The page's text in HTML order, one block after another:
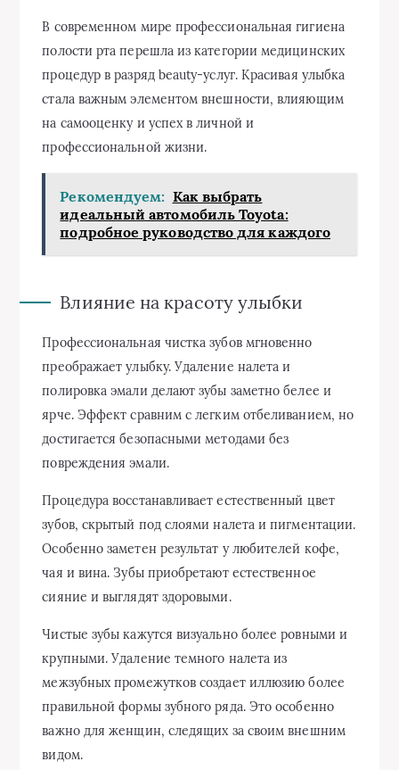
В современном мире профессиональная гигиена
полости рта перешла из категории медицинских
процедур в разряд beauty-услуг. Красивая улыбка
стала важным элементом внешности, влияющим
на самооценку и успех в личной и
профессиональной жизни.
Рекомендуем: Как выбрать
идеальный автомобиль Toyota:
подробное руководство для каждого
Влияние на красоту улыбки
Профессиональная чистка зубов мгновенно
преображает улыбку. Удаление налета и
полировка эмали делают зубы заметно белее и
ярче. Эффект сравним с легким отбеливанием, но
достигается безопасными методами без
повреждения эмали.
Процедура восстанавливает естественный цвет
зубов, скрытый под слоями налета и пигментации.
Особенно заметен результат у любителей кофе,
чая и вина. Зубы приобретают естественное
сияние и выглядят здоровыми.
Чистые зубы кажутся визуально более ровными и
крупными. Удаление темного налета из
межзубных промежутков создает иллюзию более
правильной формы зубного ряда. Это особенно
важно для женщин, следящих за своим внешним
видом.